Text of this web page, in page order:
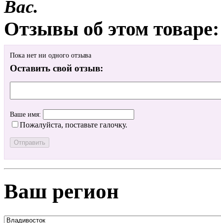
Вас.
Отзывы об этом товаре:
Пока нет ни одного отзыва
Оставить свой отзыв:
Ваше имя:
Пожалуйста, поставьте галочку.
Ваш регион